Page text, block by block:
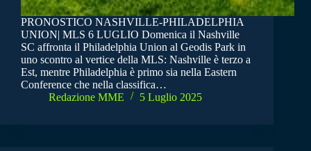
PRONOSTICO NASHVILLE-PHILADELPHIA
UNION| MLS 6 LUGLIO Domenica il Nashville
SC affronta il Philadelphia Union al Geodis Park in
uno scontro al vertice della MLS: Nashville è terzo a
Est, mentre Philadelphia è primo sia nella Eastern
Conference che nella classifica…
Redazione MME
5 Luglio 2025